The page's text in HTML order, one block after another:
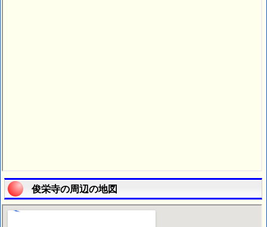
俊栄寺の周辺の地図